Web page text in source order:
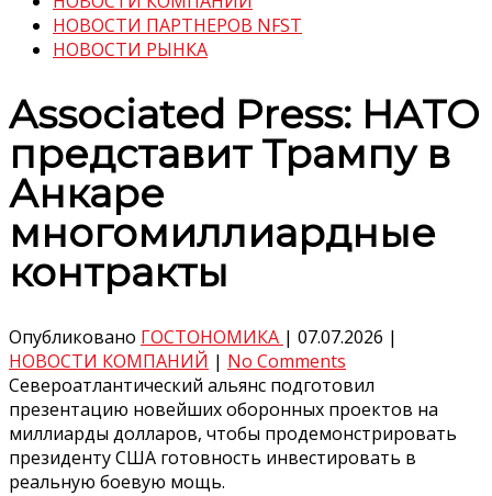
НОВОСТИ ПАРТНЕРОВ NFST
НОВОСТИ РЫНКА
Associated Press: НАТО
представит Трампу в
Анкаре
многомиллиардные
контракты
Опубликовано ГОСТОНОМИКА | 07.07.2026 |
НОВОСТИ КОМПАНИЙ | No Comments
Североатлантический альянс подготовил
презентацию новейших оборонных проектов на
миллиарды долларов, чтобы продемонстрировать
президенту США готовность инвестировать в
реальную боевую мощь.